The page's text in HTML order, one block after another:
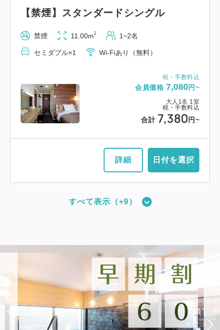
税・手数料込
会員価格 7,080円~
大人 1名 1室
税・手数料込
合計 7,380 円~
【禁煙】スタンダードシングル
禁煙 11.00m2 1~2名
セミダブル×1 Wi-Fiあり（無料）
詳細 日付を選択
税・手数料込
会員価格 12,030円~
大人1名
室
税・手数料込
合計 12,330円~
禁煙 21.00m 1~2名
Wi-Fiあり（無料）
すべて表示（+9）